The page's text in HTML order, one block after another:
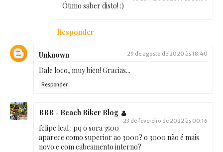
Ótimo saber disto! :)
Responder
Unknown 29 de agosto de 2020 às 18:40
Dale loco, muy bien! Gracias...
Responder
BBB - Beach Biker Blog
23 de fevereiro de 2022 às 00:16
felipe leal : pq o sora 3500
aparece como superior ao 3000? o 3000 não é mais
novo e com cabeamento interno?